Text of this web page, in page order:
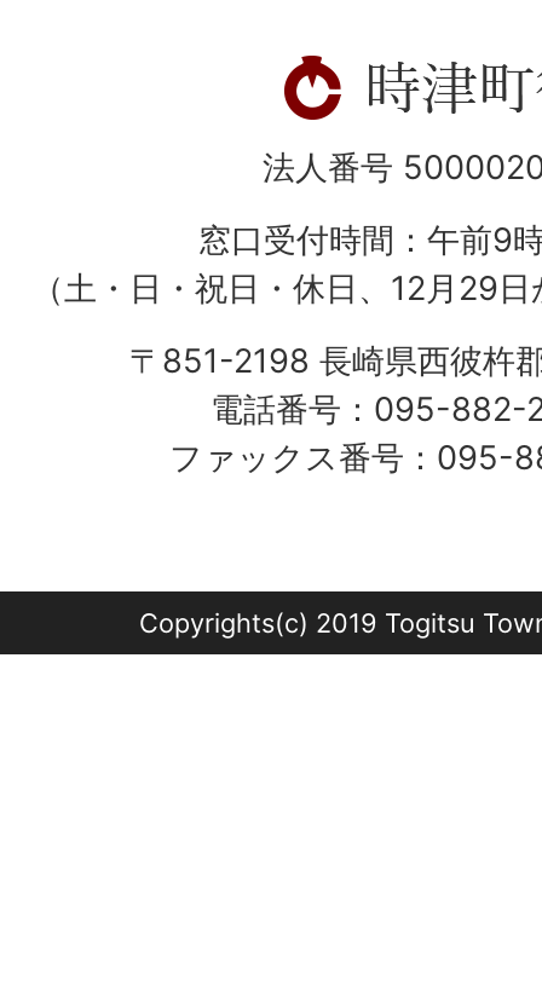
法人番号
窓口受付時間：午前9
（土・日・祝日・休日、12月29
〒851-2198 長崎県西彼杵
電話番号：095-
ファックス番号：095-
Copyrights(c) 2019 Togitsu